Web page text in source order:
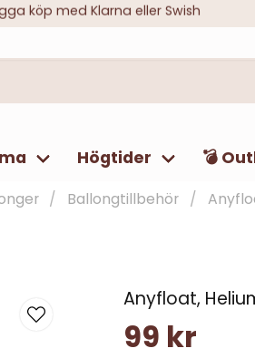
10 000-tals nöjda kunder
Högtider 💣
Ballongtillbehör
Anyfloat,
99 kr